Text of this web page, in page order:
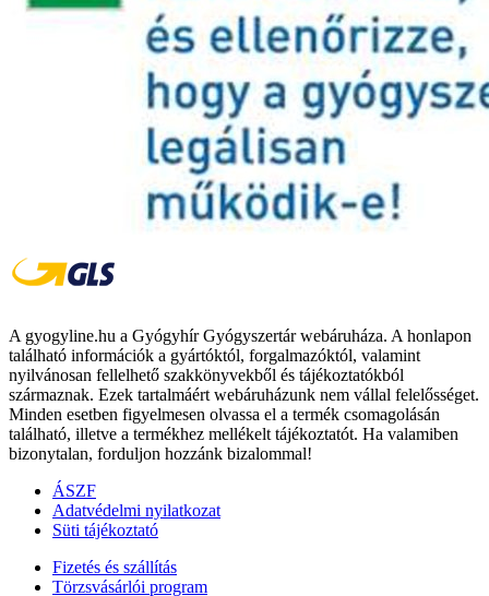
A gyogyline.hu a Gyógyhír Gyógyszertár webáruháza. A honlapon
található információk a gyártóktól, forgalmazóktól, valamint
nyilvánosan fellelhető szakkönyvekből és tájékoztatókból
származnak. Ezek tartalmáért webáruházunk nem vállal felelősséget.
Minden esetben figyelmesen olvassa el a termék csomagolásán
található, illetve a termékhez mellékelt tájékoztatót. Ha valamiben
bizonytalan, forduljon hozzánk bizalommal!
ÁSZF
Adatvédelmi nyilatkozat
Süti tájékoztató
Fizetés és szállítás
Törzsvásárlói program